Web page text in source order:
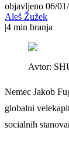
objavljeno 06/
Aleš Žužek
|4 min branja
Avtor:
Nemec Jakob
globalni
socialnih